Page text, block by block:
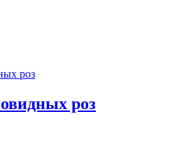
роз